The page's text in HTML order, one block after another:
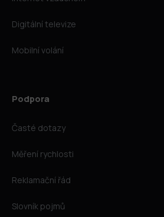
Digitální televize
Mobilní volání
Podpora
Časté dotazy
Měření rychlosti
Reklamační řád
Slovník pojmů